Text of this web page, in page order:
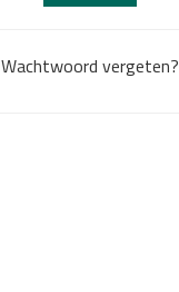
Wachtwoord vergeten?